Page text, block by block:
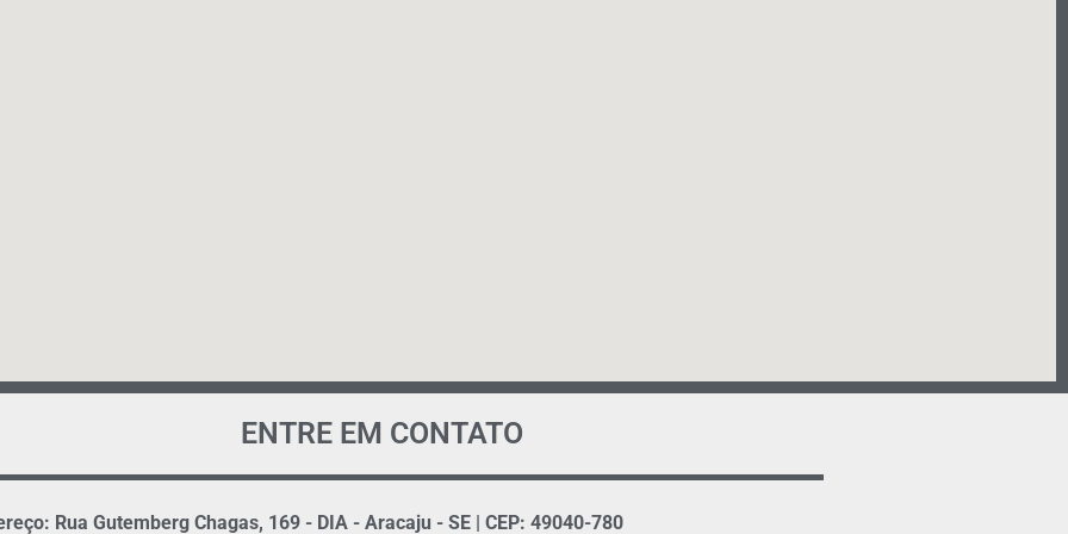
ENTRE EM CONTATO
Rua Gutemberg Chagas, 169 - DIA - Aracaju - SE | CEP: 49040-780